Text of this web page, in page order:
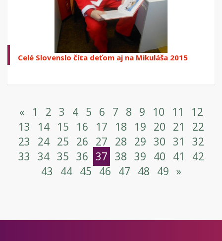
Celé Slovenslo číta deťom aj na Mikuláša 2015
« 1 2 3 4 5 6 7 8 9 10 11
12
13
14 15 16 17 18 19 20 21
22
23
24 25 26 27 28 29 30 31
32
33
34 35 36 37 38 39 40 41
42
43
44 45 46 47 48 49 »